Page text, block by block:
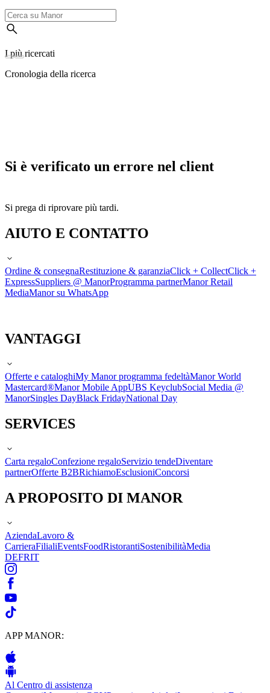
I più ricercati
Cronologia della ricerca
Si è verificato un errore nel client
Si prega di riprovare più tardi.
AIUTO E CONTATTO
Ordine & consegnaRestituzione & garanziaClick + CollectClick +
ExpressSuppliers @ ManorProgramma partnerManor Retail
MediaManor su WhatsApp
VANTAGGI
Offerte e cataloghiMy Manor programma fedeltàManor World
Mastercard®Manor Mobile AppUBS KeyclubSocial Media @
ManorSingles DayBlack FridayNational Day
SERVICES
Carta regaloConfezione regaloServizio tendeDiventare
partnerOfferte B2BRichiamoEsclusioniConcorsi
A PROPOSITO DI MANOR
AziendaLavoro &
CarrieraFilialiEventsFoodRistorantiSostenibilitàMedia
DEFRIT
APP MANOR:
Al Centro di assistenza